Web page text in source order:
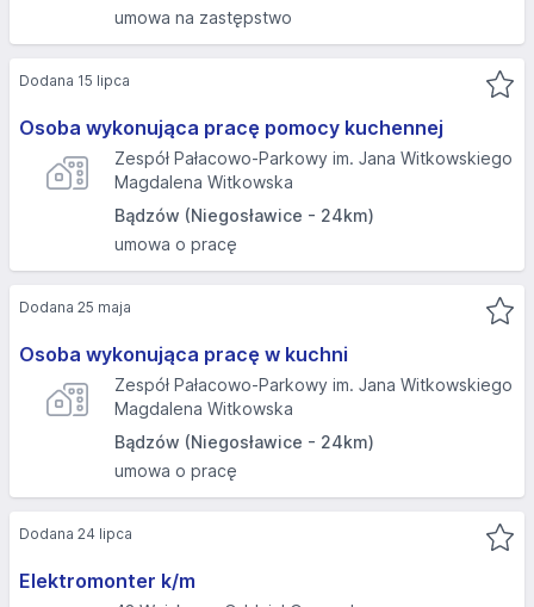
umowa na zastępstwo
Osoba wykonująca pracę pomocy kuchennej
Zespół Pałacowo-Parkowy im. Jana Witkowskiego
Magdalena Witkowska
Bądzów (Niegosławice - 24km)
umowa o pracę
Dodana 15 lipca
Osoba wykonująca pracę w kuchni
Zespół Pałacowo-Parkowy im. Jana Witkowskiego
Magdalena Witkowska
Bądzów (Niegosławice - 24km)
umowa o pracę
Dodana 25 maja
Elektromonter k/m
Dodana 24 lipca